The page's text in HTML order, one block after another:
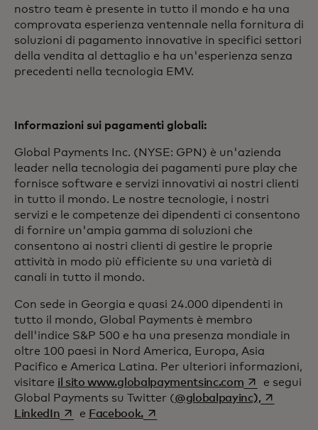
nostro team è presente in tutto il mondo e ha una
comprovata esperienza ventennale nella fornitura di
soluzioni di pagamento innovative in specifici settori
della vendita al dettaglio e ha un'esperienza senza
precedenti nella tecnologia EMV.
Informazioni sui pagamenti globali:
Global Payments Inc. (NYSE: GPN) è un'azienda
leader nella tecnologia dei pagamenti pure play che
fornisce software e servizi innovativi ai nostri clienti
in tutto il mondo. Le nostre tecnologie, i nostri
servizi e le competenze dei dipendenti ci consentono
di fornire un'ampia gamma di soluzioni che
consentono ai nostri clienti di gestire le proprie
attività in modo più efficiente su una varietà di
canali in tutto il mondo.
Con sede in Georgia e quasi 24.000 dipendenti in
tutto il mondo, Global Payments è membro
dell'indice S&P 500 e ha una presenza mondiale in
oltre 100 paesi in Nord America, Europa, Asia
Pacifico e America Latina. Per ulteriori informazioni,
visitare il sito www.globalpaymentsinc.comsi apre in una
e segui
Global Payments su Twitter (@globalpayinc), si apre in
LinkedInsi apre in una nuova scheda
e Facebook.si apre in una nuova scheda